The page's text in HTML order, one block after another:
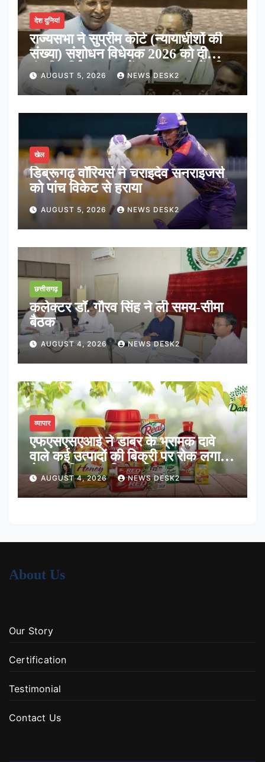
देश दुनियां
राज्यसभा ने सुप्रीम कोर्ट (न्यायाधीशों की
संख्या) संशोधन विधेयक 2026 को दी
मंजूरी, शीर्ष अदालत में अब न्यायधीशों की
संख्या होगी 38
AUGUST 5, 2026 NEWS DESK2
खेल
डिब्रूगढ़ वॉरियर्स ने चराइदेव सनराइजर्स
को पांच विकेट से हराया
AUGUST 5, 2026 NEWS DESK2
छत्तीसगढ़
कलेक्टर डॉ. गौरव सिंह ने ली समय-सीमा
बैठक
AUGUST 4, 2026 NEWS DESK2
व्यापार
एफएसएसएआई ने डाबर के भ्रामक दावे
वाले कई उत्पादों की बिक्री पर रोक लगाई,
शेयर करीब 3 प्रतिशत फिसला
AUGUST 4, 2026 NEWS DESK2
About Us
Our Story
Certification
Testimonial
Contact Us